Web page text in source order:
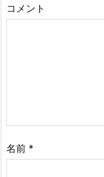
コメント
名前 *